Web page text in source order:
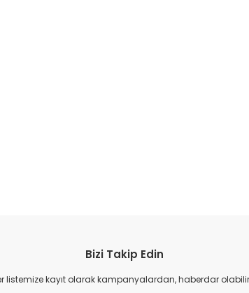
Bizi Takip Edin
listemize kayıt olarak kampanyalardan, haberdar